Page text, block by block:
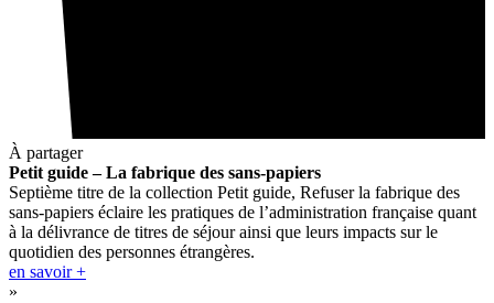
À partager
Petit guide – La fabrique des sans-papiers
Septième titre de la collection Petit guide, Refuser la fabrique des
sans-papiers éclaire les pratiques de l’administration française quant
à la délivrance de titres de séjour ainsi que leurs impacts sur le
quotidien des personnes étrangères.
en savoir +
»